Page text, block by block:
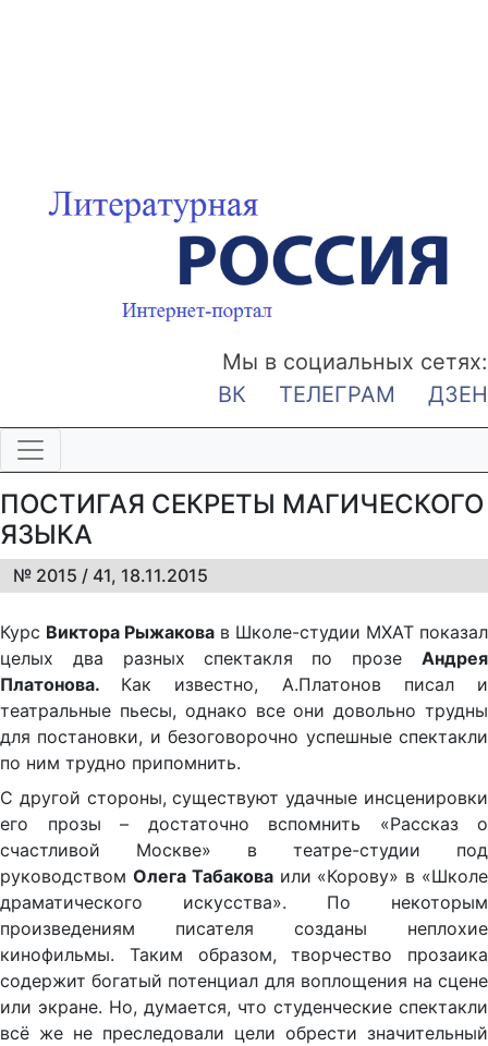
Мы в социальных сетях:
ВК
ТЕЛЕГРАМ ДЗЕН
ПОСТИГАЯ СЕКРЕТЫ МАГИЧЕСКОГО
ЯЗЫКА
№ 2015 / 41, 18.11.2015
Курс Виктора Рыжакова в Школе-студии МХАТ показал
целых два разных спектакля по прозе Андрея
Платонова. Как известно, А.Платонов писал и
театральные пьесы, однако все они довольно трудны
для постановки, и безоговорочно успешные спектакли
по ним трудно припомнить.
С другой стороны, существуют удачные инсценировки
его прозы – достаточно вспомнить «Рассказ о
счастливой Москве» в театре-студии под
руководством Олега Табаковаили «Корову» в «Школе
драматического искусства». По некоторым
произведениям писателя созданы неплохие
кинофильмы. Таким образом, творчество прозаика
содержит богатый потенциал для воплощения на сцене
или экране. Но, думается, что студенческие спектакли
всё же не преследовали цели обрести значительный